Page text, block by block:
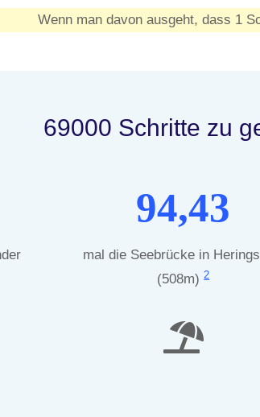
Wenn man davon ausgeht, dass 1
69000 Schritte zu
94,43
mal die Seebrücke in
(508m)2